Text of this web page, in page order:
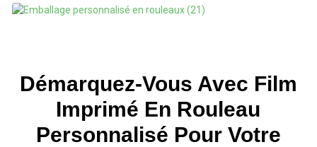
Démarquez-Vous Avec Film
Imprimé En Rouleau
Personnalisé Pour Votre